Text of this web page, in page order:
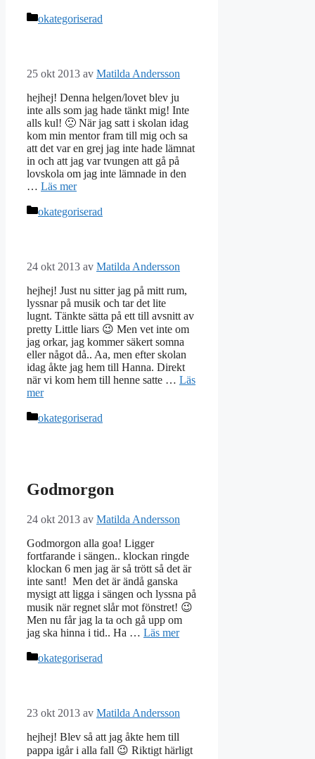
Kategorier
okategoriserad
25 okt 2013 av Matilda Andersson
hejhej! Denna helgen/lovet blev ju
inte alls som jag hade tänkt mig! Inte
alls kul! 🙁 När jag satt i skolan idag
kom min mentor fram till mig och sa
att det var en grej jag inte hade lämnat
in och att jag var tvungen att gå på
lovskola om jag inte lämnade in den
… Läs mer
Kategorier
okategoriserad
24 okt 2013 av Matilda Andersson
hejhej! Just nu sitter jag på mitt rum,
lyssnar på musik och tar det lite
lugnt. Tänkte sätta på ett till avsnitt av
pretty Little liars 😉 Men vet inte om
jag orkar, jag kommer säkert somna
eller något då.. Aa, men efter skolan
idag åkte jag hem till Hanna. Direkt
när vi kom hem till henne satte … Läs
mer
Kategorier
okategoriserad
Godmorgon
24 okt 2013 av Matilda Andersson
Godmorgon alla goa! Ligger
fortfarande i sängen.. klockan ringde
klockan 6 men jag är så trött så det är
inte sant! Men det är ändå ganska
mysigt att ligga i sängen och lyssna på
musik när regnet slår mot fönstret! 😉
Men nu får jag la ta och gå upp om
jag ska hinna i tid.. Ha … Läs mer
Kategorier
okategoriserad
23 okt 2013 av Matilda Andersson
hejhej! Blev så att jag åkte hem till
pappa igår i alla fall 😉 Riktigt härligt